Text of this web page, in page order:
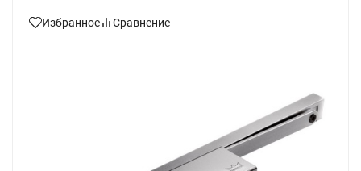
Избранное Сравнение